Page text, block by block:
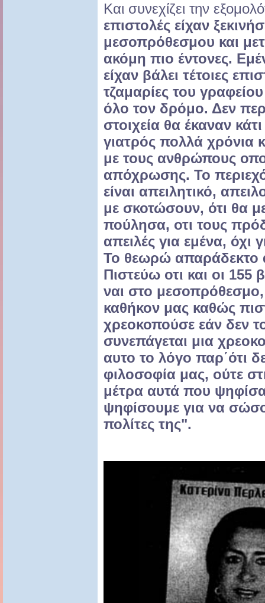
Και συνεχίζει την
επιστολές είχαν
μεσοπρόθεσμου και
ακόμη πιο έντονες.
είχαν βάλει τέτοιες
τζαμαρίες του
όλο τον δρόμο. Δεν
στοιχεία θα έκαναν
γιατρός πολλά χρόνια
με τους ανθρώπους
απόχρωσης. Το
είναι απειλητικό,
με σκοτώσουν, ότι θα
πούλησα, οτι τους
απειλές για εμένα, όχι
Το θεωρώ απαράδεκτο
Πιστεύω οτι και οι
ναι στο
καθήκον μας καθώς
χρεοκοπούσε εάν δεν
συνεπάγεται μια
αυτο το λόγο παρ΄ότι
φιλοσοφία μας, ούτε
μέτρα αυτά που
ψηφίσουμε για να
πολίτες της".